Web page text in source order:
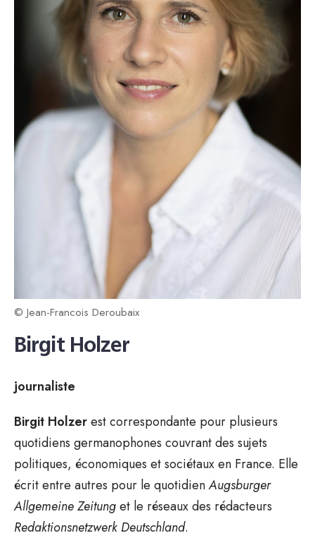
© Jean-Francois Deroubaix
Birgit Holzer
journaliste
Birgit Holzerest correspondante pour plusieurs
quotidiens germanophones couvrant des sujets
politiques, économiques et sociétaux en France. Elle
écrit entre autres pour le quotidienAugsburger
Allgemeine Zeitunget le réseaux des rédacteurs
Redaktionsnetzwerk Deutschland.